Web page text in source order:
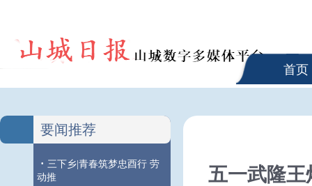
首页
要闻推荐
· 三下乡|青春筑梦忠酉行 劳
动推
五一武隆王